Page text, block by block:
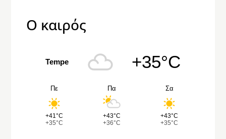
Ο καιρός
Tempe +35°C
Πε
+41°C
+35°C
Πα
+43°C
+36°C
Σα
+43°C
+35°C